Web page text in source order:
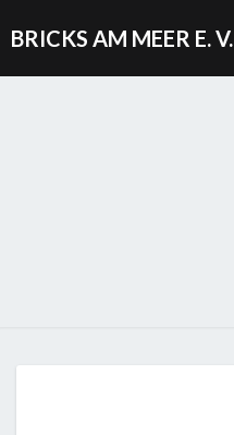
BRICKS AM MEER E. V.